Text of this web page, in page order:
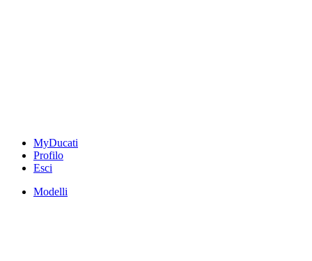
MyDucati
Profilo
Esci
Modelli